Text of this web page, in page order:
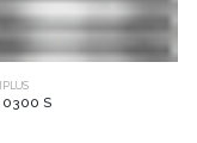
0300 S